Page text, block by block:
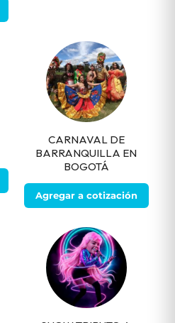
CARNAVAL DE
BARRANQUILLA EN
BOGOTÁ
Agregar a cotización